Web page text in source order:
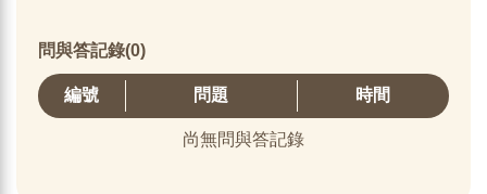
問與答記錄(0)
編號 問題 時間
尚無問與答記錄